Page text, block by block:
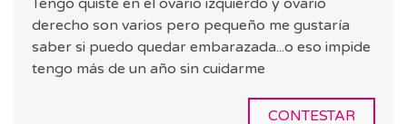
Tengo quiste en el ovario izquierdo y ovario
derecho son varios pero pequeño me gustaría
saber si puedo quedar embarazada...o eso impide
tengo más de un año sin cuidarme
CONTESTAR